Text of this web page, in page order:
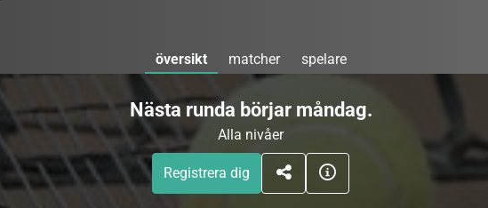
översikt matcher spelare
Nästa runda börjar måndag.
Alla nivåer
Registrera dig